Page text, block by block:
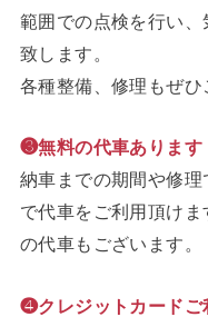
範囲での点検を行い
致します。
各種整備、修理もぜひ
❸無料の代車あります
納車までの期間や修
で代車をご利用頂け
の代車もございます。
❹クレジットカードご